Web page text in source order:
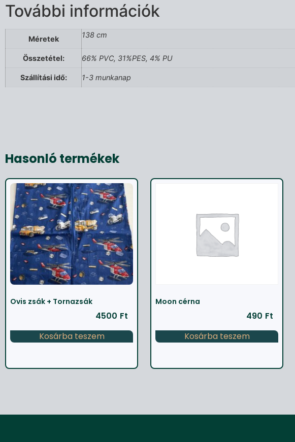
További információk
Méretek 138 cm
Összetétel: 66% PVC, 31%PES, 4% PU
Szállítási idő: 1-3 munkanap
Hasonló termékek
Ovis zsák + Tornazsák
4500 Ft
Kosárba teszem
Moon cérna
490 Ft
Kosárba teszem